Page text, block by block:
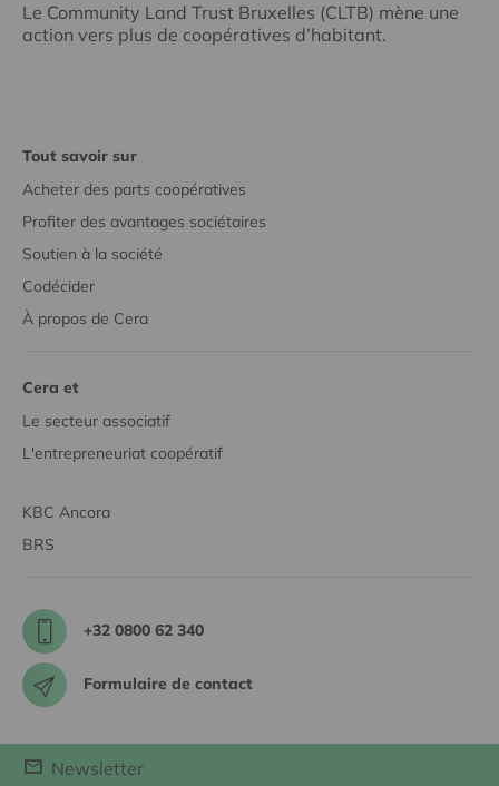
Le Community Land Trust Bruxelles (CLTB) mène une
action vers plus de coopératives d’habitant.
Tout savoir sur
Acheter des parts coopératives
Profiter des avantages sociétaires
Soutien à la société
Codécider
À propos de Cera
Cera et
Le secteur associatif
L'entrepreneuriat coopératif
KBC Ancora
BRS
+32 0800 62 340
Formulaire de contact
Newsletter